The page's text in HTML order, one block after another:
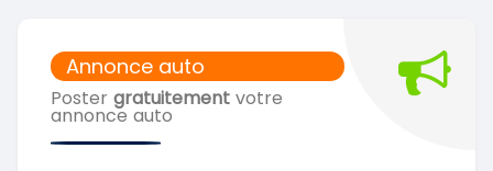
Annonce auto
Poster gratuitement votre
annonce auto